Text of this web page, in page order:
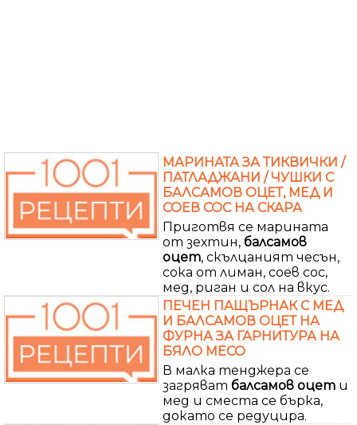
МАРИНАТА ЗА ТИКВИЧКИ /
ПАТЛАДЖАНИ / ЧУШКИ С
БАЛСАМОВ ОЦЕТ, МЕД И
СОЕВ СОС НА СКАРА
Приготвя се марината
от зехтин, балсамов
оцет, скълцаният чесън,
сока от лиман, соев сос,
мед, риган и сол на вкус.
ПЕЧЕН ПАЩЪРНАК С МЕД
И БАЛСАМОВ ОЦЕТ НА
ФУРНА ЗА ГАРНИТУРА НА
БЯЛО МЕСО
В малка тенджера се
загряват балсамов оцет и
мед и сместа се бърка,
докато се редуцира.